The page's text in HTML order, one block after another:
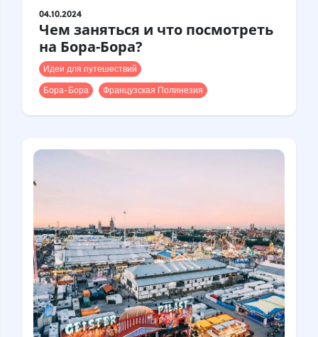
04.10.2024
Чем заняться и что посмотреть
на Бора-Бора?
Идеи для путешествий
Бора-Бора
Французская Полинезия